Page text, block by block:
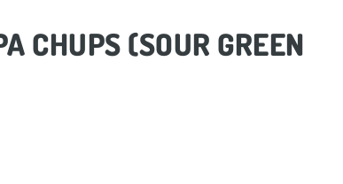
CHUPS (SOUR GREEN